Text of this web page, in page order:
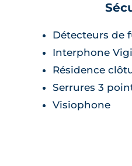
Détecteurs de
Interphone
Résidence
Serrures 3
Visiophone